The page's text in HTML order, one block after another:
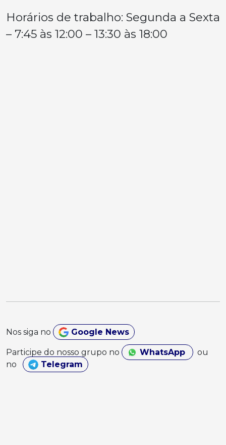
Horários de trabalho: Segunda a Sexta
– 7:45 às 12:00 – 13:30 às 18:00
Nos siga no Google News
Participe do nosso grupo no WhatsApp
ou
no
Telegram